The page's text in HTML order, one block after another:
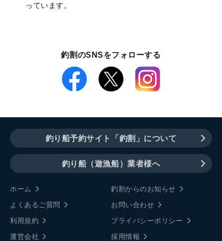
っています。
釣割のSNSをフォローする
釣り船予約サイト「釣割」について
釣り船（遊漁船）業者様へ
ホーム
釣割からのお知らせ
よくあるご質問
お問い合わせ
利用規約
プライバシーポリシー
運営会社
採用情報